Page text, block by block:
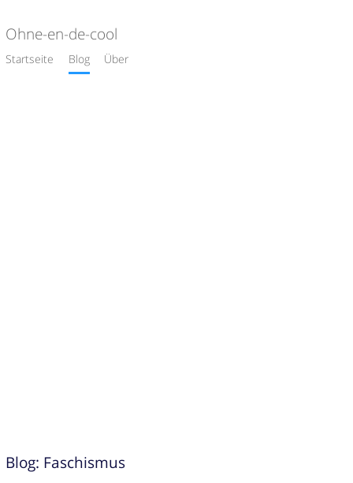
Ohne-en-de-cool
Startseite Blog Über
Blog: Faschismus